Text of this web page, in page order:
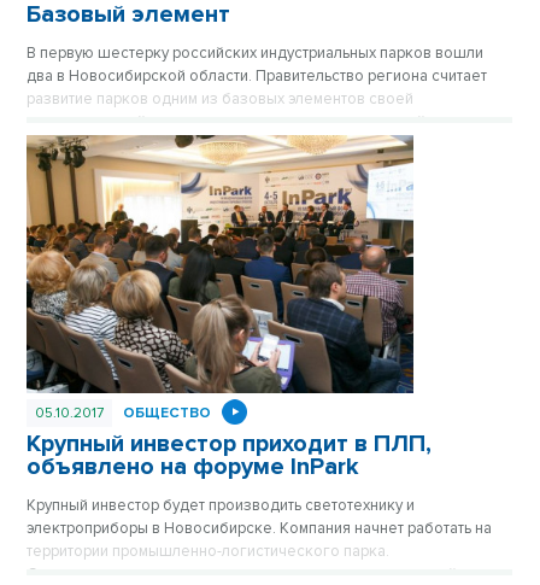
Базовый элемент
В первую шестерку российских индустриальных парков вошли
два в Новосибирской области. Правительство региона считает
развитие парков одним из базовых элементов своей
журналистами губернатор Владимир Городецкий.
05.10.2017 ОБЩЕСТВО
Крупный инвестор приходит в ПЛП,
объявлено на форуме InPark
Крупный инвестор будет производить светотехнику и
электроприборы в Новосибирске. Компания начнет работать на
территории промышленно-логистического парка.
Соответствующее соглашение подписали вчера, в первый день